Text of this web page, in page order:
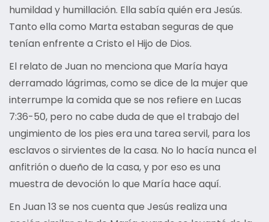
humildad y humillación. Ella sabía quién era Jesús.
Tanto ella como Marta estaban seguras de que
tenían enfrente a Cristo el Hijo de Dios.
El relato de Juan no menciona que María haya
derramado lágrimas, como se dice de la mujer que
interrumpe la comida que se nos refiere en Lucas
7:36-50, pero no cabe duda de que el trabajo del
ungimiento de los pies era una tarea servil, para los
esclavos o sirvientes de la casa. No lo hacía nunca el
anfitrión o dueño de la casa, y por eso es una
muestra de devoción lo que María hace aquí.
En Juan 13 se nos cuenta que Jesús realiza una